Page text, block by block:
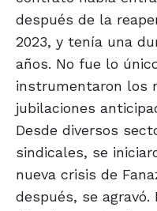
después de la
2023, y tenía una
años. No fue lo
instrumentaron los
jubilaciones
Desde diversos
sindicales, se
nueva crisis de
después, se